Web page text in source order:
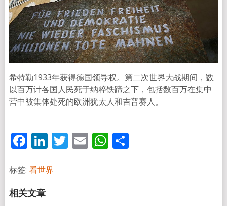
希特勒1933年获得德国领导权。第二次世界大战期间，数
以百万计各国人民死于纳粹铁蹄之下，包括数百万在集中
营中被集体处死的欧洲犹太人和吉普赛人。
Facebook
LinkedIn
Twitter
EmailWhatsApp
分
标签: 看世界